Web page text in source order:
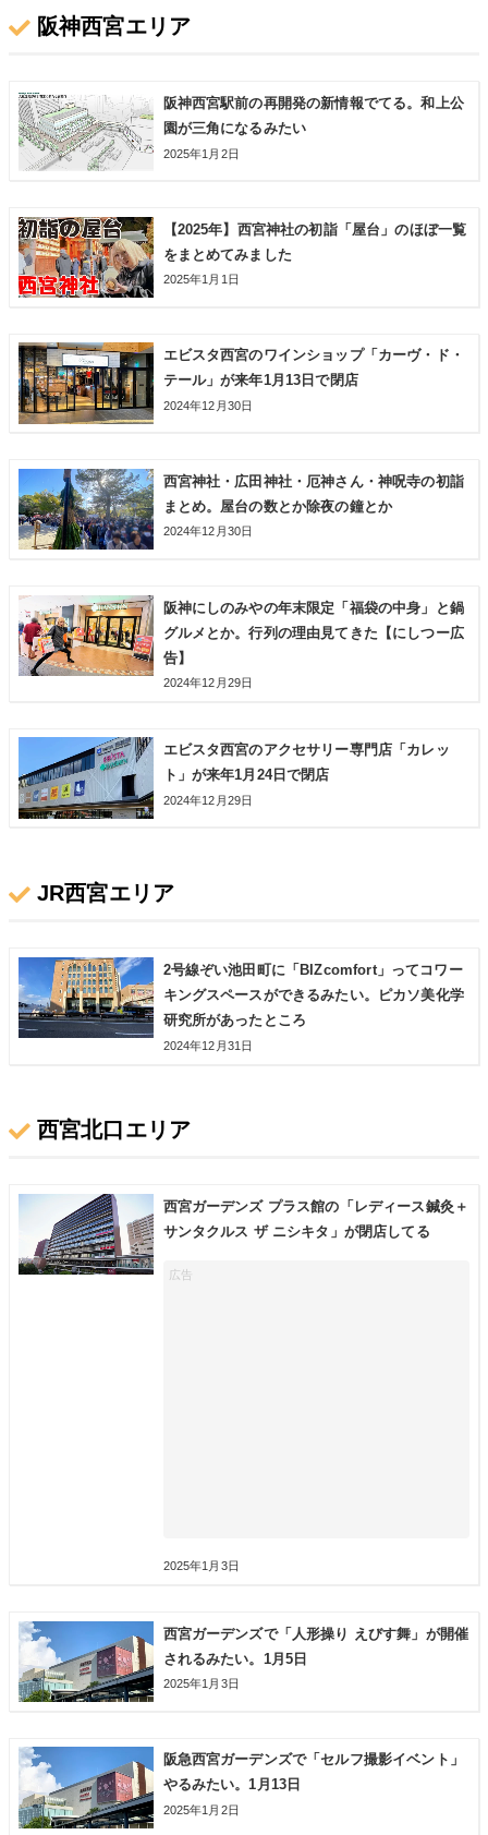
阪神西宮エリア
阪神西宮駅前の再開発の新情報でてる。和上公
園が三角になるみたい
2025年1月2日
【2025年】西宮神社の初詣「屋台」のほぼ一覧
をまとめてみました
2025年1月1日
エビスタ西宮のワインショップ「カーヴ・ド・
テール」が来年1月13日で閉店
2024年12月30日
西宮神社・広田神社・厄神さん・神呪寺の初詣
まとめ。屋台の数とか除夜の鐘とか
2024年12月30日
阪神にしのみやの年末限定「福袋の中身」と鍋
グルメとか。行列の理由見てきた【にしつー広
告】
2024年12月29日
エビスタ西宮のアクセサリー専門店「カレッ
ト」が来年1月24日で閉店
2024年12月29日
JR西宮エリア
2号線ぞい池田町に「BIZcomfort」ってコワー
キングスペースができるみたい。ピカソ美化学
研究所があったところ
2024年12月31日
西宮北口エリア
西宮ガーデンズ プラス館の「レディース鍼灸＋
サンタクルス ザ ニシキタ」が閉店してる
2025年1月3日
西宮ガーデンズで「人形操り えびす舞」が開催
されるみたい。1月5日
2025年1月3日
阪急西宮ガーデンズで「セルフ撮影イベント」
やるみたい。1月13日
2025年1月2日